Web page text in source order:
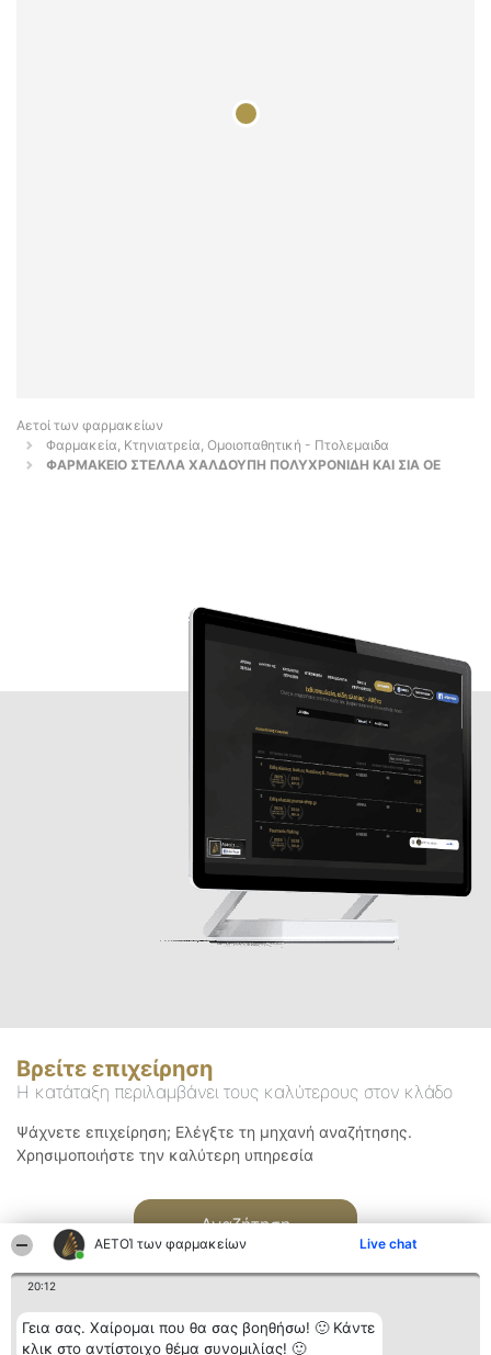
ΑΕΤΟΊ των φαρμακείων Live chat
20:12
Γεια σας. Χαίρομαι που θα σας βοηθήσω! 🙂 Κάντε
κλικ στο αντίστοιχο θέμα συνομιλίας! 🙂
Αετοί των φαρμακείων
Φαρμακεία, Κτηνιατρεία, Ομοιοπαθητική - Πτολεμαιδα
ΦΑΡΜΑΚΕΙΟ ΣΤΕΛΛΑ ΧΑΛΔΟΥΠΗ ΠΟΛΥΧΡΟΝΙΔΗ ΚΑΙ ΣΙΑ ΟΕ
Βρείτε επιχείρηση
Η κατάταξη περιλαμβάνει τους καλύτερους στον κλάδο
Ψάχνετε επιχείρηση; Ελέγξτε τη μηχανή αναζήτησης.
Χρησιμοποιήστε την καλύτερη υπηρεσία
Αναζήτηση